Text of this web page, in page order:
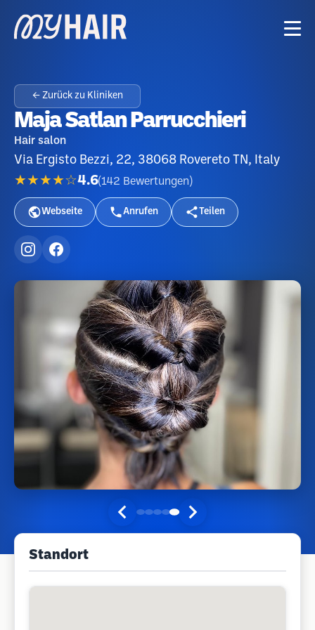
← Zurück zu Kliniken
Maja Satlan Parrucchieri
Hair salon
Via Ergisto Bezzi, 22, 38068 Rovereto TN, Italy
★★★★☆4.6(142 Bewertungen )
Webseite Anrufen Teilen
Standort